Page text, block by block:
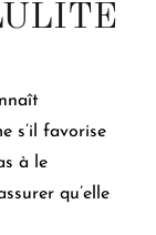
s’il favorise
à le
qu’elle